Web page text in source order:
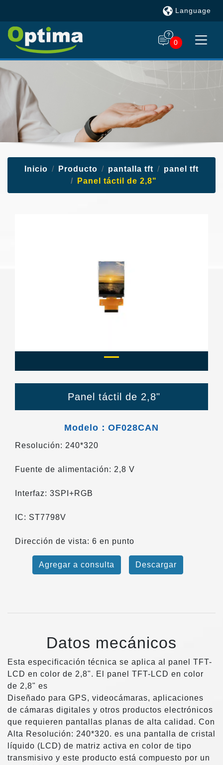
Language
0
Inicio Producto pantalla tft
panel tft
Panel táctil de 2,8"
Panel táctil de 2,8"
Modelo：OF028CAN
Resolución: 240*320
Fuente de alimentación: 2,8 V
Interfaz: 3SPI+RGB
IC: ST7798V
Dirección de vista: 6 en punto
Agregar a consulta Descargar
Datos mecánicos
Esta especificación técnica se aplica al panel TFT-
LCD en color de 2,8". El panel TFT-LCD en color
de 2,8" es
Diseñado para GPS, videocámaras, aplicaciones
de cámaras digitales y otros productos electrónicos
que requieren pantallas planas de alta calidad. Con
Alta Resolución: 240*320. es una pantalla de cristal
líquido (LCD) de matriz activa en color de tipo
transmisivo y este producto está compuesto por un